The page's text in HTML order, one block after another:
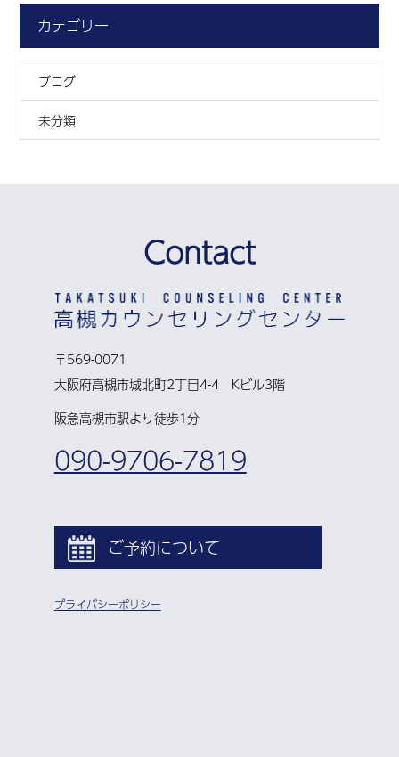
カテゴリー
ブログ
未分類
Contact
〒569-0071
大阪府高槻市城北町2丁目4-4 Kビル3階
阪急高槻市駅より徒歩1分
090-9706-7819
ご予約について
プライバシーポリシー